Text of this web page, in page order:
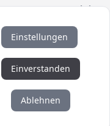
Alle
und Versand.
sich
Einstellungen
Einverstanden
Ablehnen